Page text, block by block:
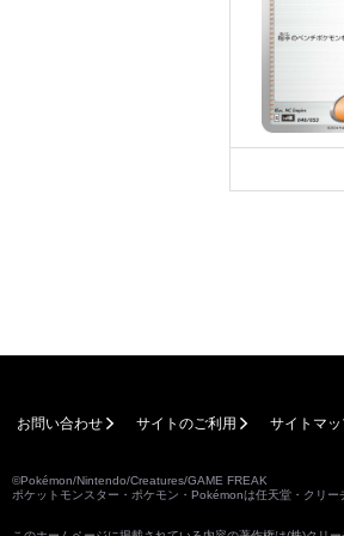
お問い合わせ サイトのご利用 サイトマ
©Pokémon/Nintendo/Creatures/GAME FREAK
ポケットモンスター・ポケモン・Pokémonは任天堂・クリ